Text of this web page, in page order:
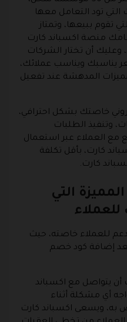
تود التعامل معها
تقوم ببيعها، وتمتاز
منصة اكسباند كارت
وعليك أن تختار الشركات
يناسبك ويناسب عملائك،
المدهشة عند تفعيل
خاصتك بشكل احترافي،
وتنفيذ الطلبات
العملاء عبر استعمال
كارت، بأقل تكلفة
كارت.
التي
للعملاء
للعملاء خاصته، حيث
إضافة كود خصم
يتواصل مع اكسباند
أي مشكلة أثناء
به، ويسعى اكسباند كارت